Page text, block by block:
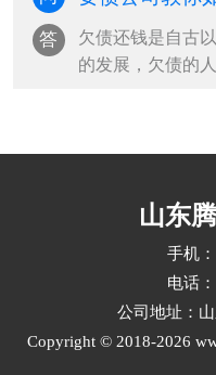
答
欠债还钱是自古
的发展，欠债的
山东
手机
电话
公司地址：
Copyright © 2018-2026